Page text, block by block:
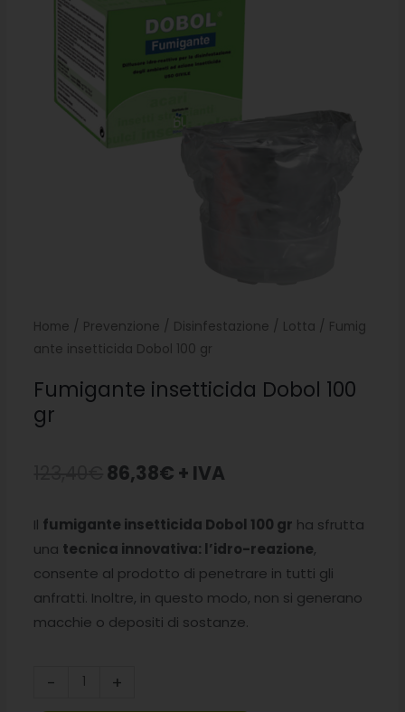
Home / Prevenzione / Disinfestazione / Lotta / Fumig
ante insetticida Dobol 100 gr
Fumigante insetticida Dobol 100
gr
Il
originale
era:
123,40€.
86,38€ Il
attuale
è:
86,38€.
+ IVA
Il fumigante insetticida Dobol 100 gr ha sfrutta
una tecnica innovativa: l’idro-reazione,
consente al prodotto di penetrare in tutti gli
anfratti. Inoltre, in questo modo, non si generano
macchie o depositi di sostanze.
-
Fumigante
+